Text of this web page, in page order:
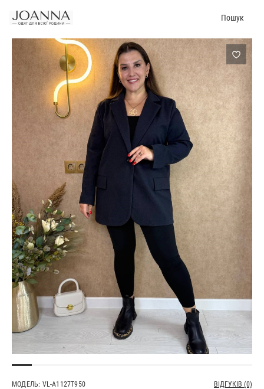
Пошук
МОДЕЛЬ: VL-A1127T950 ВІДГУКІВ (0)